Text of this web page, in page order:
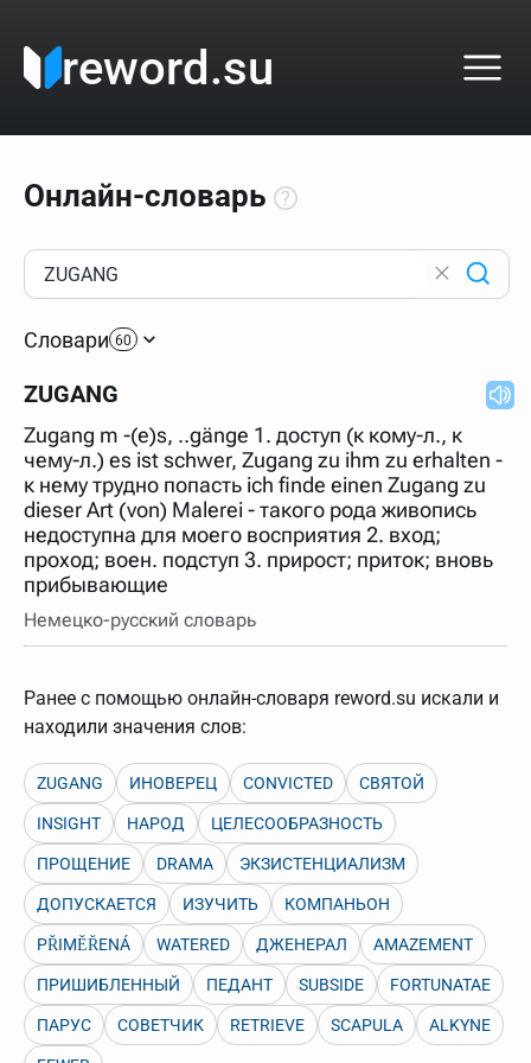
reword.su
Онлайн-словарь
Как пользоваться онлайн-словарём?
которого интересует. Система автоматически подберёт
варианты по начальным буквам и покажет их во
вариантов, откроется страница со словарными
Если точное написание слова неизвестно (как в
кроссворде), неизвестную букву можно заменить
подстановочным знаком звёздочкой (*), а несколько
неизвестных букв — процентом (%). В этом случае меню
с вариантами работать не будет, а после ввода запроса
нужно будет нажать на кнопку "Найти".
Для более сложных случаев существует возможность
указывать несколько слов в запросе. Например, если
написать в строке запроса "Пушкин поэт" и нажать
"Найти", выведутся все словарные статьи о поэте
Пушкине, но не о городе.
неизвестные буквы. Например, в кроссворде есть
слово "***м***ов", в задании "русский поэт 19 века".
Пишем в Reword первым словом "***м***ов", далее
через пробел "поэт". Получается "***м***ов поэт" (без
кавычек). Нажимаем "Найти" и получаем статью
"Лермонтов" и не только.
Порядок словарей можно изменять, перетаскивая
словарь вверх или вниз за прямоугольник слева от
названия словаря. Также можно выключать ненужные
словари.
Словари 60
ZUGANG
Zugang m -(e)s, ..gänge 1. доступ (к кому-л., к
чему-л.) es ist schwer, Zugang zu ihm zu erhalten -
к нему трудно попасть ich finde einen Zugang zu
dieser Art (von) Malerei - такого рода живопись
недоступна для моего восприятия 2. вход;
проход; воен. подступ 3. прирост; приток; вновь
прибывающие
Немецко-русский словарь
Ранее с помощью онлайн-словаря reword.su искали и
находили значения слов:
ZUGANG ИНОВЕРЕЦ CONVICTED СВЯТОЙ
INSIGHT НАРОД ЦЕЛЕСООБРАЗНОСТЬ
ПРОЩЕНИЕ DRAMA ЭКЗИСТЕНЦИАЛИЗМ
ДОПУСКАЕТСЯ ИЗУЧИТЬ КОМПАНЬОН
PŘIMĚŘENÁ WATERED ДЖЕНЕРАЛ AMAZEMENT
ПРИШИБЛЕННЫЙ ПЕДАНТ SUBSIDE FORTUNATAE
ПАРУС СОВЕТЧИК RETRIEVE SCAPULA ALKYNE